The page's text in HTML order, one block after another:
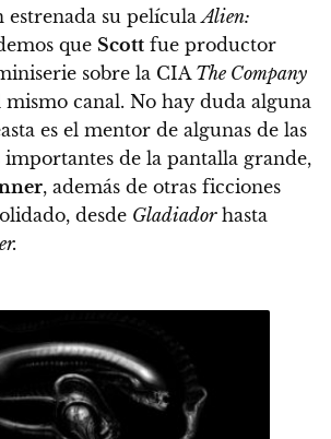
estrenada su películaAlien:
que Scott fue productor
sobre la CIA The Company
mismo canal. No hay duda alguna
es el mentor de algunas de las
importantes de la pantalla grande,
, además de otras ficciones
desde Gladiadorhasta